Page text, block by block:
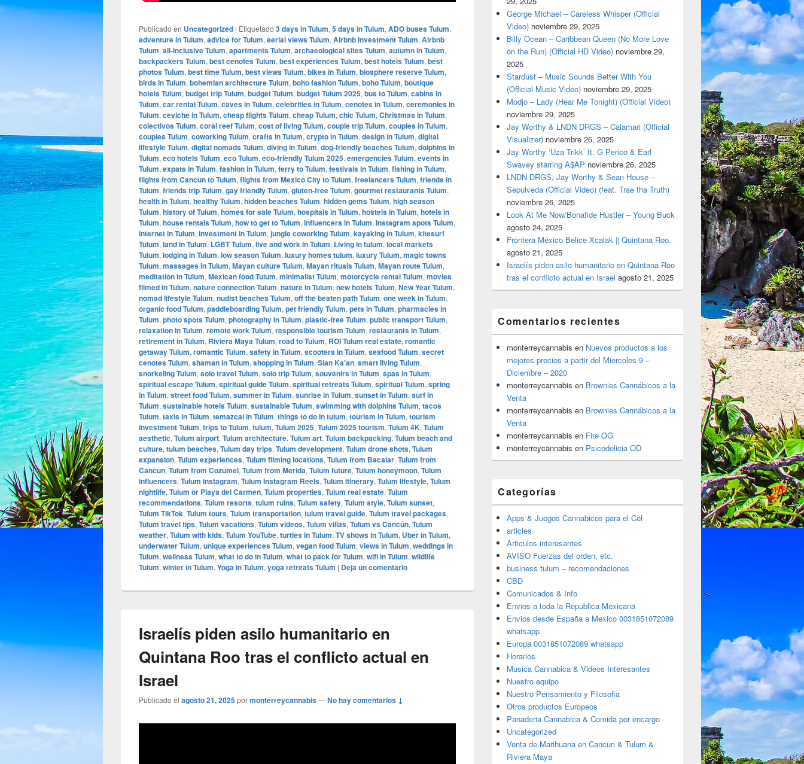
Publicado en Uncategorized | Etiquetado 3 days in Tulum, 5 days in Tulum, ADO buses Tulum,
adventure in Tulum, advice for Tulum, aerial views Tulum, Airbnb investment Tulum, Airbnb
Tulum, all-inclusive Tulum, apartments Tulum, archaeological sites Tulum, autumn in Tulum,
backpackers Tulum, best cenotes Tulum, best experiences Tulum, best hotels Tulum, best
photos Tulum, best time Tulum, best views Tulum, bikes in Tulum, biosphere reserve Tulum,
birds in Tulum, bohemian architecture Tulum, boho fashion Tulum, boho Tulum, boutique
hotels Tulum, budget trip Tulum, budget Tulum, budget Tulum 2025, bus to Tulum, cabins in
Tulum, car rental Tulum, caves in Tulum, celebrities in Tulum, cenotes in Tulum, ceremonies in
Tulum, ceviche in Tulum, cheap flights Tulum, cheap Tulum, chic Tulum, Christmas in Tulum,
colectivos Tulum, coral reef Tulum, cost of living Tulum, couple trip Tulum, couples in Tulum,
couples Tulum, coworking Tulum, crafts in Tulum, crypto in Tulum, design in Tulum, digital
lifestyle Tulum, digital nomads Tulum, diving in Tulum, dog-friendly beaches Tulum, dolphins in
Tulum, eco hotels Tulum, eco Tulum, eco-friendly Tulum 2025, emergencies Tulum, events in
Tulum, expats in Tulum, fashion in Tulum, ferry to Tulum, festivals in Tulum, fishing in Tulum,
flights from Cancun to Tulum, flights from Mexico City to Tulum, freelancers Tulum, friends in
Tulum, friends trip Tulum, gay friendly Tulum, gluten-free Tulum, gourmet restaurants Tulum,
health in Tulum, healthy Tulum, hidden beaches Tulum, hidden gems Tulum, high season
Tulum, history of Tulum, homes for sale Tulum, hospitals in Tulum, hostels in Tulum, hotels in
Tulum, house rentals Tulum, how to get to Tulum, influencers in Tulum, Instagram spots Tulum,
internet in Tulum, investment in Tulum, jungle coworking Tulum, kayaking in Tulum, kitesurf
Tulum, land in Tulum, LGBT Tulum, live and work in Tulum, Living in tulum, local markets
Tulum, lodging in Tulum, low season Tulum, luxury homes tulum, luxury Tulum, magic towns
Tulum, massages in Tulum, Mayan culture Tulum, Mayan rituals Tulum, Mayan route Tulum,
meditation in Tulum, Mexican food Tulum, minimalist Tulum, motorcycle rental Tulum, movies
filmed in Tulum, nature connection Tulum, nature in Tulum, new hotels Tulum, New Year Tulum,
nomad lifestyle Tulum, nudist beaches Tulum, off the beaten path Tulum, one week in Tulum,
organic food Tulum, paddleboarding Tulum, pet friendly Tulum, pets in Tulum, pharmacies in
Tulum, photo spots Tulum, photography in Tulum, plastic-free Tulum, public transport Tulum,
relaxation in Tulum, remote work Tulum, responsible tourism Tulum, restaurants in Tulum,
retirement in Tulum, Riviera Maya Tulum, road to Tulum, ROI Tulum real estate, romantic
getaway Tulum, romantic Tulum, safety in Tulum, scooters in Tulum, seafood Tulum, secret
cenotes Tulum, shaman in Tulum, shopping in Tulum, Sian Ka’an, smart living Tulum,
snorkeling Tulum, solo travel Tulum, solo trip Tulum, souvenirs in Tulum, spas in Tulum,
spiritual escape Tulum, spiritual guide Tulum, spiritual retreats Tulum, spiritual Tulum, spring
in Tulum, street food Tulum, summer in Tulum, sunrise in Tulum, sunset in Tulum, surf in
Tulum, sustainable hotels Tulum, sustainable Tulum, swimming with dolphins Tulum, tacos
Tulum, taxis in Tulum, temazcal in Tulum, things to do in tulum, tourism in Tulum, tourism
investment Tulum, trips to Tulum, tulum, Tulum 2025, Tulum 2025 tourism, Tulum 4K, Tulum
aesthetic, Tulum airport, Tulum architecture, Tulum art, Tulum backpacking, Tulum beach and
culture, tulum beaches, Tulum day trips, Tulum development, Tulum drone shots, Tulum
expansion, Tulum experiences, Tulum filming locations, Tulum from Bacalar, Tulum from
Cancun, Tulum from Cozumel, Tulum from Merida, Tulum future, Tulum honeymoon, Tulum
influencers, Tulum instagram, Tulum Instagram Reels, Tulum itinerary, Tulum lifestyle, Tulum
nightlife, Tulum or Playa del Carmen, Tulum properties, Tulum real estate, Tulum
recommendations, Tulum resorts, tulum ruins, Tulum safety, Tulum style, Tulum sunset,
Tulum TikTok, Tulum tours, Tulum transportation, tulum travel guide, Tulum travel packages,
Tulum travel tips, Tulum vacations, Tulum videos, Tulum villas, Tulum vs Cancún, Tulum
weather, Tulum with kids, Tulum YouTube, turtles in Tulum, TV shows in Tulum, Uber in Tulum,
underwater Tulum, unique experiences Tulum, vegan food Tulum, views in Tulum, weddings in
Tulum, wellness Tulum, what to do in Tulum, what to pack for Tulum, wifi in Tulum, wildlife
Tulum, winter in Tulum, Yoga in Tulum, yoga retreats Tulum | Deja un comentario
Israelís piden asilo humanitario en
Quintana Roo tras el conflicto actual en
Israel
Publicado el agosto 21, 2025pormonterreycannabis—No hay comentarios ↓
George Michael – Careless Whisper (Official
Video) noviembre 29, 2025
Billy Ocean – Caribbean Queen (No More Love
on the Run) (Official HD Video) noviembre 29,
2025
Stardust – Music Sounds Better With You
(Official Music Video) noviembre 29, 2025
Modjo – Lady (Hear Me Tonight) (Official Video)
noviembre 29, 2025
Jay Worthy & LNDN DRGS – Calamari (Official
Visualizer) noviembre 26, 2025
Jay Worthy ‘Uza Trikk’ ft. G Perico & Earl
Swavey starring A$AP noviembre 26, 2025
LNDN DRGS, Jay Worthy & Sean House –
Sepulveda (Official Video) (feat. Trae tha Truth)
noviembre 26, 2025
Look At Me Now/Bonafide Hustler – Young Buck
agosto 24, 2025
Frontera México Belice Xcalak || Quintana Roo.
agosto 21, 2025
Israelís piden asilo humanitario en Quintana Roo
tras el conflicto actual en Israel agosto 21, 2025
Comentarios recientes
monterreycannabis en Nuevos productos a los
mejores precios a partir del Miercoles 9 –
Diciembre – 2020
monterreycannabis en Brownies Cannábicos a la
Venta
monterreycannabis en Brownies Cannábicos a la
Venta
monterreycannabis en Fire OG
monterreycannabis en Psicodelicia OD
Categorías
Apps & Juegos Cannabicos para el Cel
articles
Articulos interesantes
AVISO Fuerzas del orden, etc.
business tulum – recomendaciones
CBD
Comunicados & Info
Envios a toda la Republica Mexicana
Envios desde España a Mexico 0031851072089
whatsapp
Europa 0031851072089 whatsapp
Horarios
Musica Cannabica & Videos Interesantes
Nuestro equipo
Nuestro Pensamiento y Filosofia
Otros productos Europeos
Panaderia Cannabica & Comida por encargo
Uncategorized
Venta de Marihuana en Cancun & Tulum &
Riviera Maya